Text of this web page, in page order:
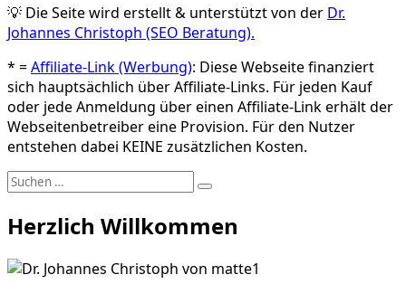
💡 Die Seite wird erstellt & unterstützt von der Dr.
Johannes Christoph (SEO Beratung).
* =Affiliate-Link (Werbung): Diese Webseite finanziert
sich hauptsächlich über Affiliate-Links. Für jeden Kauf
oder jede Anmeldung über einen Affiliate-Link erhält der
Webseitenbetreiber eine Provision. Für den Nutzer
entstehen dabei KEINE zusätzlichen Kosten.
Suchen
Suchen
Herzlich Willkommen